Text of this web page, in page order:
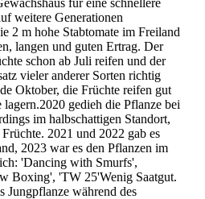
für eine schnellere
weitere Generationen
2 m hohe Stabtomate im Freiland
langen und guten Ertrag. Der
schon ab Juli reifen und der
vieler anderer Sorten richtig
Oktober, die Früchte reifen gut
lagern.2020 gedieh die Pflanze bei
im halbschattigen Standort,
2021 und 2022 gab es
2023 war es den Pflanzen im
'Dancing with Smurfs',
Boxing', 'TW 25'Wenig Saatgut.
während des